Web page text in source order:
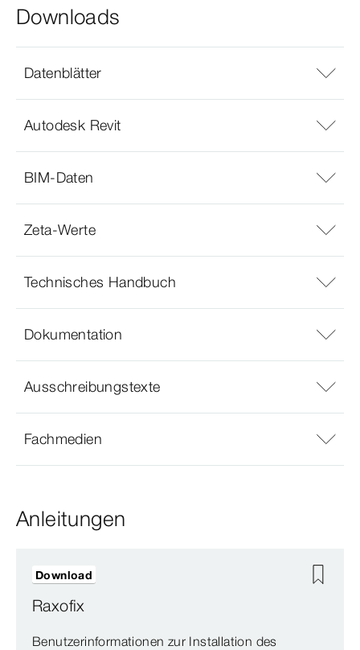
Downloads
Datenblätter
Autodesk Revit
BIM-Daten
Zeta-Werte
Technisches Handbuch
Dokumentation
Ausschreibungstexte
Fachmedien
Anleitungen
Raxofix
Benutzerinformationen zur Installation des
Download